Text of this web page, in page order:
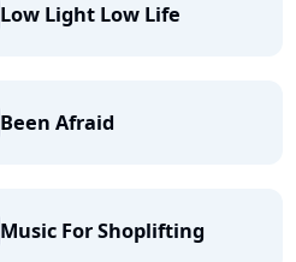
Low Light Low Life
Been Afraid
Music For Shoplifting